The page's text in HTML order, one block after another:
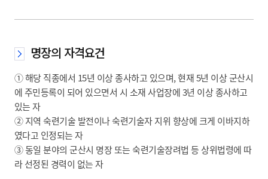
명장의 자격요건
① 해당 직종에서 15년 이상 종사하고 있으며, 현재 5년 이상 군산시
에 주민등록이 되어 있으면서 시 소재 사업장에 3년 이상 종사하고
있는 자
② 지역 숙련기술 발전이나 숙련기술자 지위 향상에 크게 이바지하
였다고 인정되는 자
③ 동일 분야의 군산시 명장 또는 숙련기술장려법 등 상위법령에 따
라 선정된 경력이 없는 자